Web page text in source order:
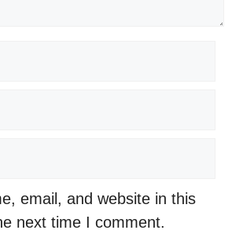
email, and website in this
next time I comment.